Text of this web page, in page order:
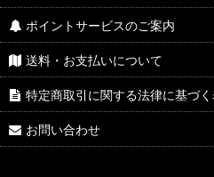
ポイントサービスのご案内
送料・お支払いについて
特定商取引に関する法律に基づ
お問い合わせ